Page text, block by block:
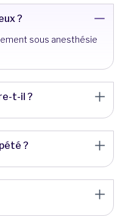
?
sous anesthésie
t-il ?
?